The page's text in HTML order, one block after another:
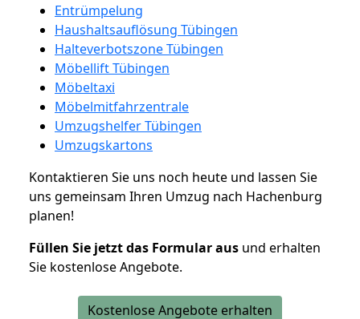
Entrümpelung
Haushaltsauflösung Tübingen
Halteverbotszone Tübingen
Möbellift Tübingen
Möbeltaxi
Möbelmitfahrzentrale
Umzugshelfer Tübingen
Umzugskartons
Kontaktieren Sie uns noch heute und lassen Sie
uns gemeinsam Ihren Umzug nach Hachenburg
planen!
Füllen Sie jetzt das Formular aus und erhalten
Sie kostenlose Angebote.
Kostenlose Angebote erhalten